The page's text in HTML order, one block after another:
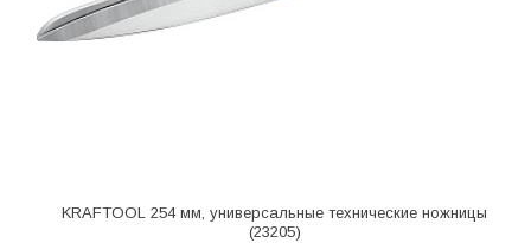
KRAFTOOL 254 мм, универсальные технические ножницы
(23205)